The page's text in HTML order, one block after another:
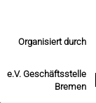
Organisiert durch
e.V. Geschäftsstelle
Bremen